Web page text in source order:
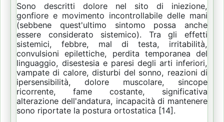
Sono descritti dolore nel sito di iniezione,
gonfiore e movimento incontrollabile delle mani
(sebbene quest'ultimo sintomo possa anche
essere considerato sistemico). Tra gli effetti
sistemici, febbre, mal di testa, irritabilità,
convulsioni epilettiche, perdita temporanea del
linguaggio, disestesia e paresi degli arti inferiori,
vampate di calore, disturbi del sonno, reazioni di
ipersensibilità, dolore muscolare, sincope
ricorrente, fame costante, significativa
alterazione dell'andatura, incapacità di mantenere
sono riportate la postura ortostatica [14].